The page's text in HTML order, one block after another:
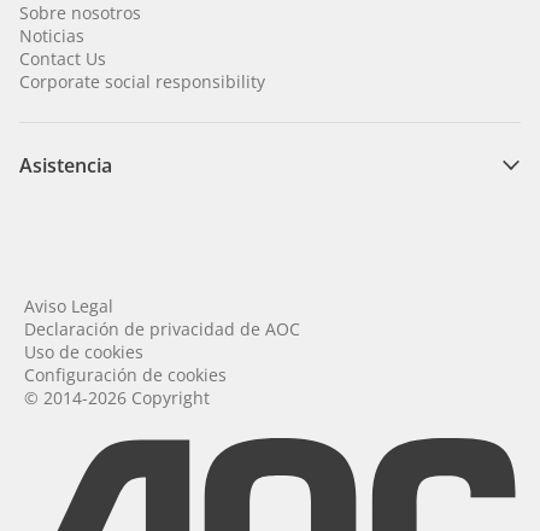
Sobre nosotros
Noticias
Contact Us
Corporate social responsibility
Asistencia
© 2014-2026 Copyright
Aviso Legal
Declaración de privacidad de AOC
Uso de cookies
Configuración de cookies